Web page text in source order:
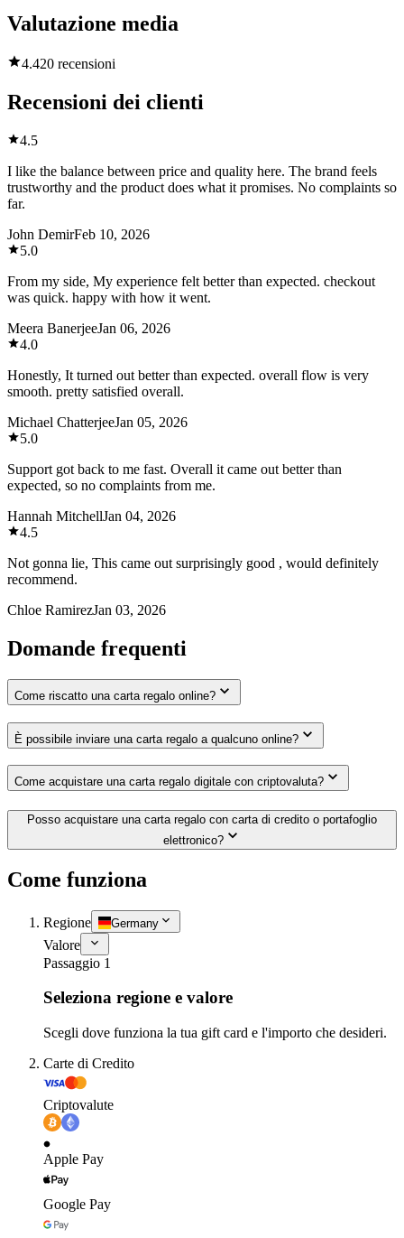
Valutazione media
4.420 recensioni
Recensioni dei clienti
4.5
I like the balance between price and quality here. The brand feels
trustworthy and the product does what it promises. No complaints so
far.
John DemirFeb 10, 2026
5.0
From my side, My experience felt better than expected. checkout
was quick. happy with how it went.
Meera BanerjeeJan 06, 2026
4.0
Honestly, It turned out better than expected. overall flow is very
smooth. pretty satisfied overall.
Michael ChatterjeeJan 05, 2026
5.0
Support got back to me fast. Overall it came out better than
expected, so no complaints from me.
Hannah MitchellJan 04, 2026
4.5
Not gonna lie, This came out surprisingly good , would definitely
recommend.
Chloe RamirezJan 03, 2026
Domande frequenti
Come riscatto una carta regalo online?
È possibile inviare una carta regalo a qualcuno online?
Come acquistare una carta regalo digitale con criptovaluta?
Posso acquistare una carta regalo con carta di credito o portafoglio
elettronico?
Come funziona
Regione Germany
Valore
Passaggio 1
Seleziona regione e valore
Scegli dove funziona la tua gift card e l'importo che desideri.
Carte di Credito
Criptovalute
Apple Pay
Google Pay